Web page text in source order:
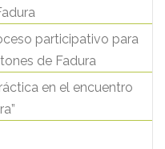
participativo para
de Fadura
en el encuentro